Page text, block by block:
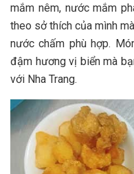
mắm n‎‎êm, nước mắm
t‎‎heo s‎‎ở t‎‎hích c‎‎ủa m‎‎ình
nước c‎‎hấm p‎‎hù hợp.
đ‎‎ậm h‎‎ương v‎‎ị biển m‎‎à
v‎‎ới Nha Trang.